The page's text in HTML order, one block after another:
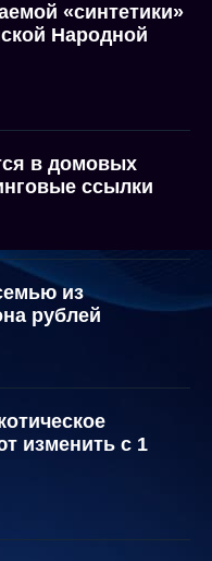
«синтетики»
Народной
в домовых
ссылки
из
рублей
изменить с 1